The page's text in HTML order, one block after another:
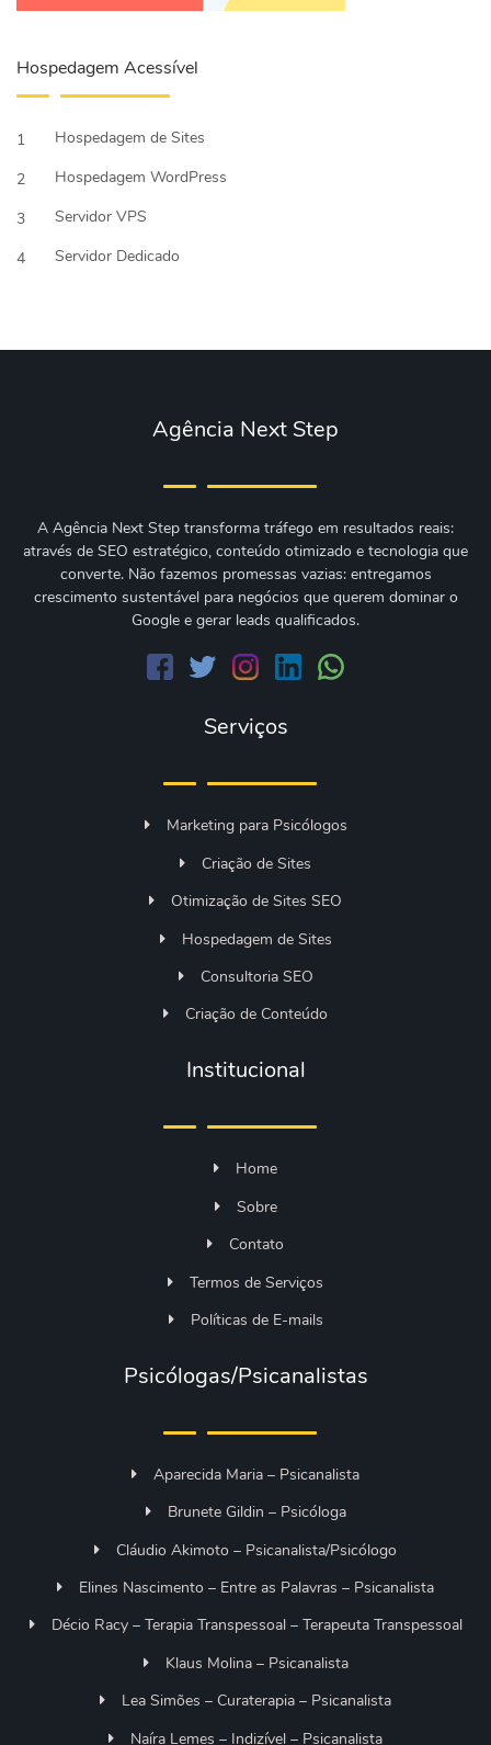
Hospedagem Acessível
1
Hospedagem de Sites
2
Hospedagem WordPress
3
Servidor VPS
4
Servidor Dedicado
Agência Next Step
A Agência Next Step transforma tráfego em resultados reais:
através de SEO estratégico, conteúdo otimizado e tecnologia que
converte. Não fazemos promessas vazias: entregamos
crescimento sustentável para negócios que querem dominar o
Google e gerar leads qualificados.
Serviços
Marketing para Psicólogos
Criação de Sites
Otimização de Sites SEO
Hospedagem de Sites
Consultoria SEO
Criação de Conteúdo
Institucional
Home
Sobre
Contato
Termos de Serviços
Políticas de E-mails
Psicólogas/Psicanalistas
Aparecida Maria – Psicanalista
Brunete Gildin – Psicóloga
Cláudio Akimoto – Psicanalista/Psicólogo
Elines Nascimento – Entre as Palavras – Psicanalista
Décio Racy – Terapia Transpessoal – Terapeuta Transpessoal
Klaus Molina – Psicanalista
Lea Simões – Curaterapia – Psicanalista
Naíra Lemes – Indizível – Psicanalista